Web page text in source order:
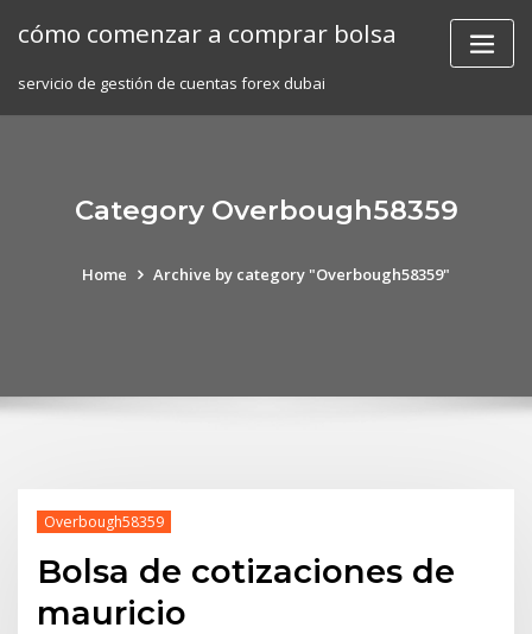
cómo comenzar a comprar bolsa
servicio de gestión de cuentas forex dubai
Category Overbough58359
Home Archive by category "Overbough58359"
Overbough58359
Bolsa de cotizaciones de
mauricio